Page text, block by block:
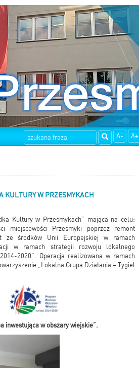
A- A+
KULTURY W PRZESMYKACH
Kultury w Przesmykach” mająca na celu:
miejscowości Przesmyki poprzez remont
ze środków Unii Europejskiej w ramach
w ramach strategii rozwoju lokalnego
2020”. Operacja realizowana w ramach
„Lokalna Grupa Działania – Tygiel
inwestująca w obszary wiejskie”.